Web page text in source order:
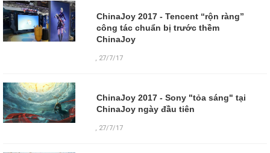
ChinaJoy 2017 - Tencent “rộn ràng”
công tác chuẩn bị trước thềm
ChinaJoy
, 27/7/17
ChinaJoy 2017 - Sony "tỏa sáng" tại
ChinaJoy ngày đầu tiên
, 27/7/17